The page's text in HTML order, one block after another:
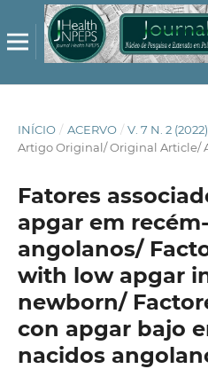
INÍCIO / ACERVO / V. 7 N. 2
Artigo Original/ Original Article/
Fatores
apgar em
angolanos/
with low apgar
newborn/
con apgar bajo
nacidos